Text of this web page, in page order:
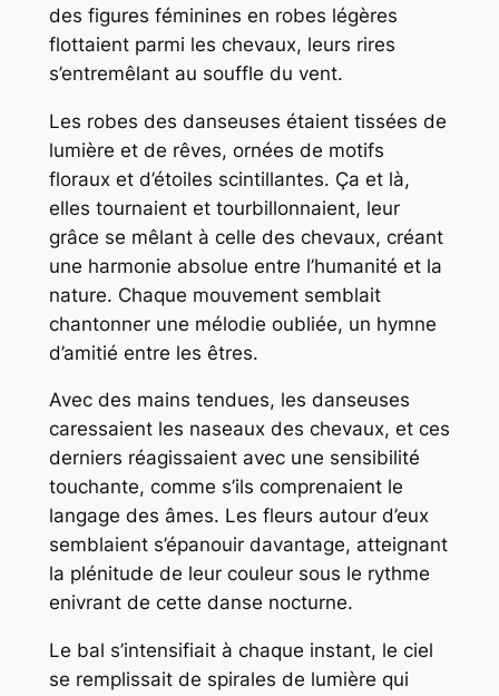
des figures féminines en robes légères
flottaient parmi les chevaux, leurs rires
s’entremêlant au souffle du vent.
Les robes des danseuses étaient tissées de
lumière et de rêves, ornées de motifs
floraux et d’étoiles scintillantes. Ça et là,
elles tournaient et tourbillonnaient, leur
grâce se mêlant à celle des chevaux, créant
une harmonie absolue entre l’humanité et la
nature. Chaque mouvement semblait
chantonner une mélodie oubliée, un hymne
d’amitié entre les êtres.
Avec des mains tendues, les danseuses
caressaient les naseaux des chevaux, et ces
derniers réagissaient avec une sensibilité
touchante, comme s’ils comprenaient le
langage des âmes. Les fleurs autour d’eux
semblaient s’épanouir davantage, atteignant
la plénitude de leur couleur sous le rythme
enivrant de cette danse nocturne.
Le bal s’intensifiait à chaque instant, le ciel
se remplissait de spirales de lumière qui